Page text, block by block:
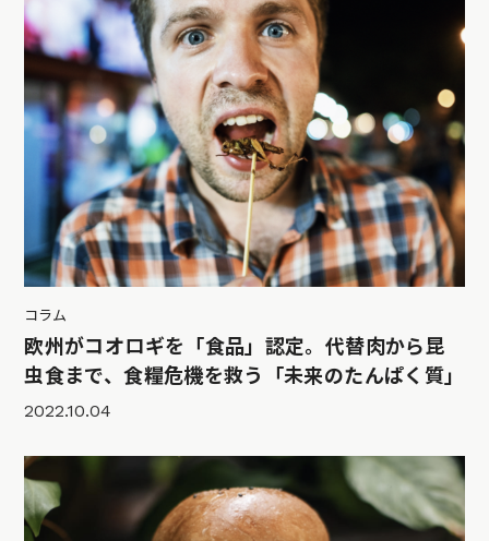
コラム
欧州がコオロギを「食品」認定。代替肉から昆
虫食まで、食糧危機を救う「未来のたんぱく質」
2022.10.04